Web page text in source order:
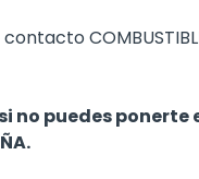
no puedes ponerte